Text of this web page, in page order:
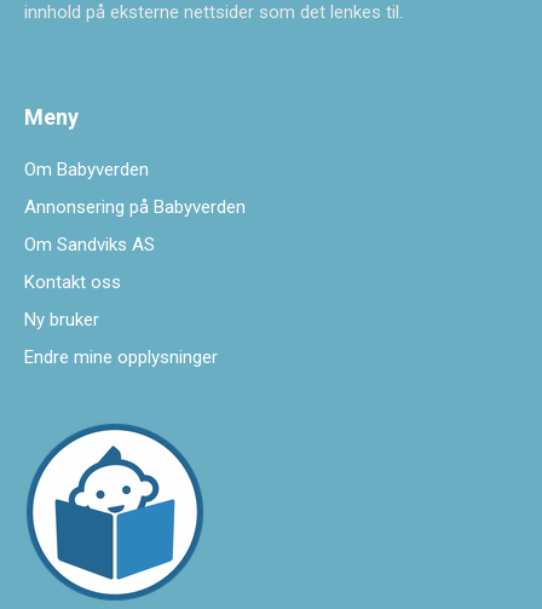
innhold på eksterne nettsider som det lenkes til.
Meny
Om Babyverden
Annonsering på Babyverden
Om Sandviks AS
Kontakt oss
Ny bruker
Endre mine opplysninger